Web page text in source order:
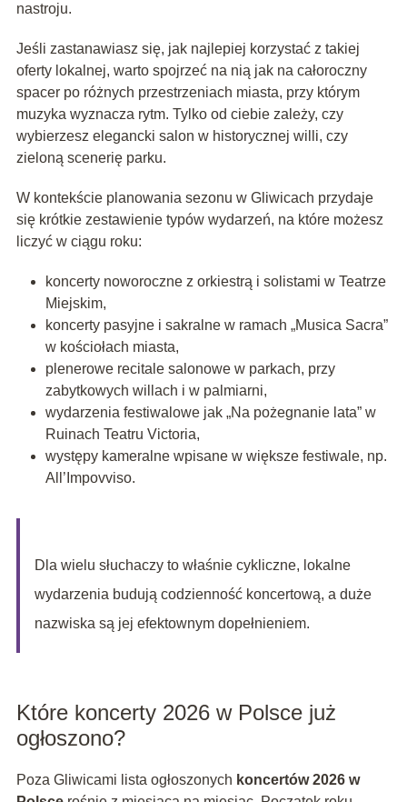
nastroju.
Jeśli zastanawiasz się, jak najlepiej korzystać z takiej
oferty lokalnej, warto spojrzeć na nią jak na całoroczny
spacer po różnych przestrzeniach miasta, przy którym
muzyka wyznacza rytm. Tylko od ciebie zależy, czy
wybierzesz elegancki salon w historycznej willi, czy
zieloną scenerię parku.
W kontekście planowania sezonu w Gliwicach przydaje
się krótkie zestawienie typów wydarzeń, na które możesz
liczyć w ciągu roku:
koncerty noworoczne z orkiestrą i solistami w Teatrze
Miejskim,
koncerty pasyjne i sakralne w ramach „Musica Sacra”
w kościołach miasta,
plenerowe recitale salonowe w parkach, przy
zabytkowych willach i w palmiarni,
wydarzenia festiwalowe jak „Na pożegnanie lata” w
Ruinach Teatru Victoria,
występy kameralne wpisane w większe festiwale, np.
All’Impovviso.
Dla wielu słuchaczy to właśnie cykliczne, lokalne
wydarzenia budują codzienność koncertową, a duże
nazwiska są jej efektownym dopełnieniem.
Które koncerty 2026 w Polsce już
ogłoszono?
Poza Gliwicami lista ogłoszonych koncertów 2026 w